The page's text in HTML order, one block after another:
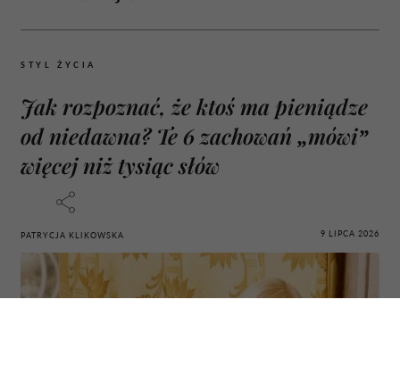
STYL ŻYCIA
Jak rozpoznać, że ktoś ma pieniądze
od niedawna? Te 6 zachowań „mówi”
więcej niż tysiąc słów
PATRYCJA KLIKOWSKA 9 LIPCA 2026